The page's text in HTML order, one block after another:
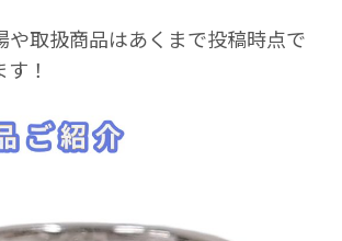
取扱商品はあくまで投稿時点で
！